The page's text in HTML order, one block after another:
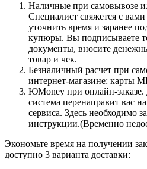
Наличные при самовывозе
Специалист свяжется с
уточнить время и заранее
купюры. Вы подписываете
документы, вносите
товар и чек.
Безналичный расчет при
интернет-магазине: карты
ЮMoney при онлайн-
система перенаправит вас
сервиса. Здесь необходимо
инструкции.(Временно
Экономьте время на получении
доступно 3 варианта доставки: